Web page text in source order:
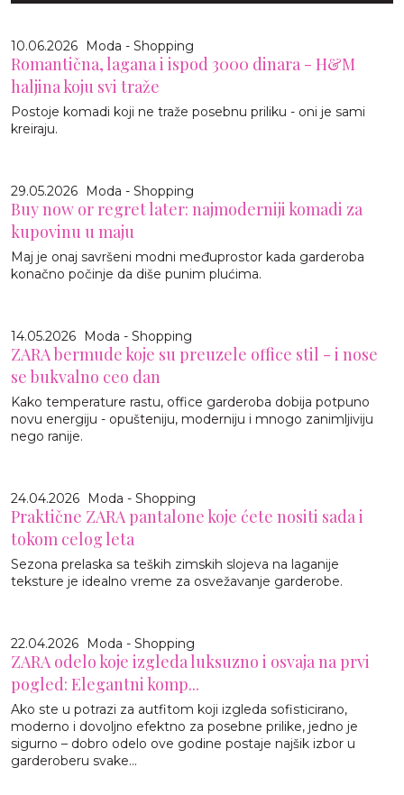
10.06.2026 Moda - Shopping
Romantična, lagana i ispod 3000 dinara - H&M
haljina koju svi traže
Postoje komadi koji ne traže posebnu priliku - oni je sami
kreiraju.
29.05.2026 Moda - Shopping
Buy now or regret later: najmoderniji komadi za
kupovinu u maju
Maj je onaj savršeni modni međuprostor kada garderoba
konačno počinje da diše punim plućima.
14.05.2026 Moda - Shopping
ZARA bermude koje su preuzele office stil - i nose
se bukvalno ceo dan
Kako temperature rastu, office garderoba dobija potpuno
novu energiju - opušteniju, moderniju i mnogo zanimljiviju
nego ranije.
24.04.2026 Moda - Shopping
Praktične ZARA pantalone koje ćete nositi sada i
tokom celog leta
Sezona prelaska sa teških zimskih slojeva na laganije
teksture je idealno vreme za osvežavanje garderobe.
22.04.2026 Moda - Shopping
ZARA odelo koje izgleda luksuzno i osvaja na prvi
pogled: Elegantni komp...
Ako ste u potrazi za autfitom koji izgleda sofisticirano,
moderno i dovoljno efektno za posebne prilike, jedno je
sigurno – dobro odelo ove godine postaje najšik izbor u
garderoberu svake...